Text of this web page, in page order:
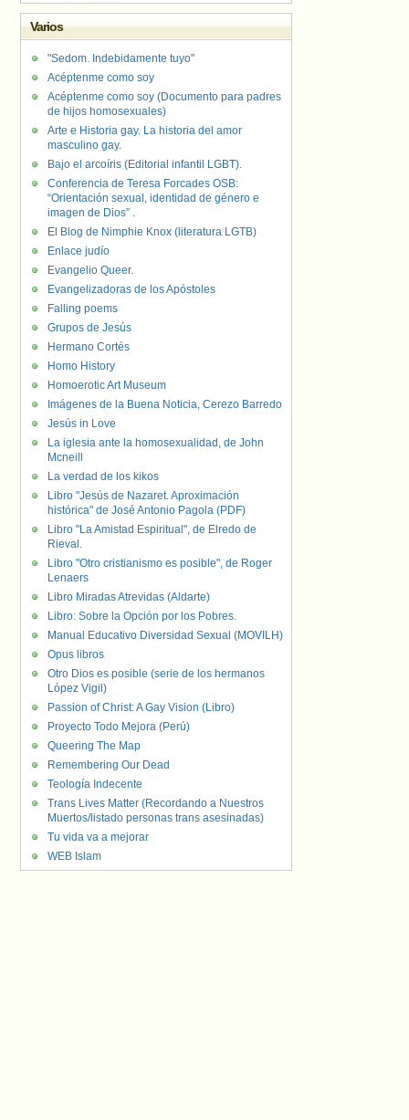
Varios
"Sedom. Indebidamente tuyo"
Acéptenme como soy
Acéptenme como soy (Documento para padres
de hijos homosexuales)
Arte e Historia gay. La historia del amor
masculino gay.
Bajo el arcoíris (Editorial infantil LGBT).
Conferencia de Teresa Forcades OSB:
“Orientación sexual, identidad de género e
imagen de Dios” .
El Blog de Nimphie Knox (literatura LGTB)
Enlace judío
Evangelio Queer.
Evangelizadoras de los Apóstoles
Falling poems
Grupos de Jesús
Hermano Cortés
Homo History
Homoerotic Art Museum
Imágenes de la Buena Noticia, Cerezo Barredo
Jesús in Love
La iglesia ante la homosexualidad, de John
Mcneill
La verdad de los kikos
Libro "Jesús de Nazaret. Aproximación
histórica" de José Antonio Pagola (PDF)
Libro "La Amistad Espiritual", de Elredo de
Rieval.
Libro "Otro cristianismo es posible", de Roger
Lenaers
Libro Miradas Atrevidas (Aldarte)
Libro: Sobre la Opción por los Pobres.
Manual Educativo Diversidad Sexual (MOVILH)
Opus libros
Otro Dios es posible (serie de los hermanos
López Vigil)
Passion of Christ: A Gay Vision (Libro)
Proyecto Todo Mejora (Perú)
Queering The Map
Remembering Our Dead
Teología Indecente
Trans Lives Matter (Recordando a Nuestros
Muertos/listado personas trans asesinadas)
Tu vida va a mejorar
WEB Islam